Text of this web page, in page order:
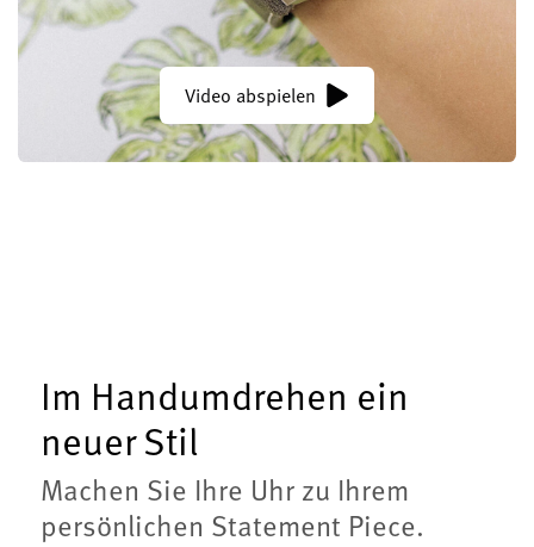
Video abspielen
Im Handumdrehen ein
neuer Stil
Machen Sie Ihre Uhr zu Ihrem
persönlichen Statement Piece.